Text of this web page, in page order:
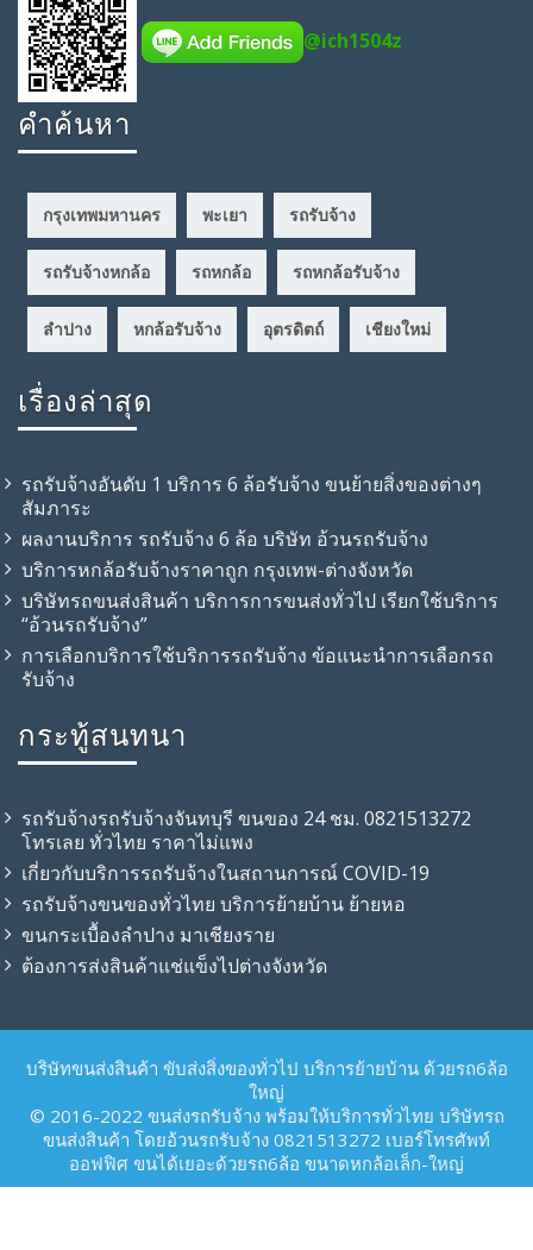
@ich1504z
คำค้นหา
กรุงเทพมหานคร พะเยา รถรับจ้าง
รถรับจ้างหกล้อ รถหกล้อ รถหกล้อรับจ้าง
ลำปาง หกล้อรับจ้าง อุตรดิตถ์ เชียงใหม่
เรื่องล่าสุด
รถรับจ้างอันดับ 1 บริการ 6 ล้อรับจ้าง ขนย้ายสิ่งของต่างๆ
สัมภาระ
ผลงานบริการ รถรับจ้าง 6 ล้อ บริษัท อ้วนรถรับจ้าง
บริการหกล้อรับจ้างราคาถูก กรุงเทพ-ต่างจังหวัด
บริษัทรถขนส่งสินค้า บริการการขนส่งทั่วไป เรียกใช้บริการ
“อ้วนรถรับจ้าง”
การเลือกบริการใช้บริการรถรับจ้าง ข้อแนะนำการเลือกรถ
รับจ้าง
กระทู้สนทนา
รถรับจ้างรถรับจ้างจันทบุรี ขนของ 24 ชม. 0821513272
โทรเลย ทั่วไทย ราคาไม่แพง
เกี่ยวกับบริการรถรับจ้างในสถานการณ์ COVID-19
รถรับจ้าง​ขนของทั่วไทย บริการย้ายบ้าน ย้ายหอ
ขนกระเบื้องลำปาง มาเชียงราย
ต้องการส่งสินค้าแช่แข็งไปต่างจังหวัด
บริษัทขนส่งสินค้า ขับส่งสิ่งของทั่วไป บริการย้ายบ้าน ด้วยรถ6ล้อ
ใหญ่
© 2016-2022 ขนส่งรถรับจ้าง พร้อมให้บริการทั่วไทย บริษัทรถ
ขนส่งสินค้า โดยอ้วนรถรับจ้าง 0821513272 เบอร์โทรศัพท์
ออฟฟิศ ขนได้เยอะด้วยรถ6ล้อ ขนาดหกล้อเล็ก-ใหญ่